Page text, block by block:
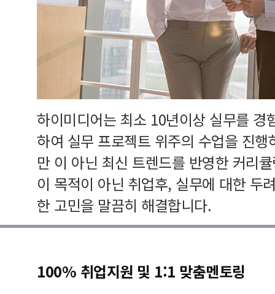
하이미디어는 최소 10년이상 실무를 경
하여 실무 프로젝트 위주의 수업을 진
만 이 아닌 최신 트렌드를 반영한 커리
이 목적이 아닌 취업후, 실무에 대한 두
한 고민을 말끔히 해결합니다.
100% 취업지원 및 1:1 맞춤멘토링